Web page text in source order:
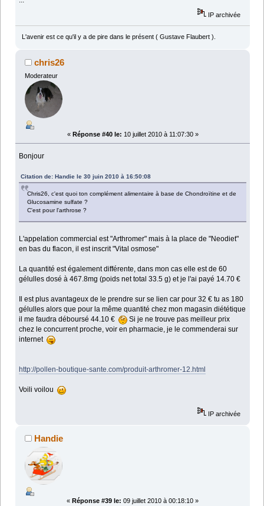
IP archivée
L'avenir est ce qu'il y a de pire dans le présent ( Gustave Flaubert ).
chris26
Moderateur
« Réponse #40 le: 10 juillet 2010 à 11:07:30 »
Bonjour
Citation de: Handie le 30 juin 2010 à 16:50:08
Chris26, c'est quoi ton complément alimentaire à base de Chondroïtine et de
Glucosamine sulfate ?
C'est pour l'arthrose ?
L'appelation commercial est "Arthromer" mais à la place de "Neodiet"
en bas du flacon, il est inscrit "Vital osmose"
La quantité est également différente, dans mon cas elle est de 60
gélulles dosé à 467.8mg (poids net total 33.5 g) et je l'ai payé 14.70 €
Il est plus avantageux de le prendre sur se lien car pour 32 € tu as 180
gélulles alors que pour la même quantité chez mon magasin diététique
il me faudra déboursé 44.10 €
Si je ne trouve pas meilleur prix
chez le concurrent proche, voir en pharmacie, je le commenderai sur
internet
http://pollen-boutique-sante.com/produit-arthromer-12.html
Voili voilou
IP archivée
Handie
« Réponse #39 le: 09 juillet 2010 à 00:18:10 »